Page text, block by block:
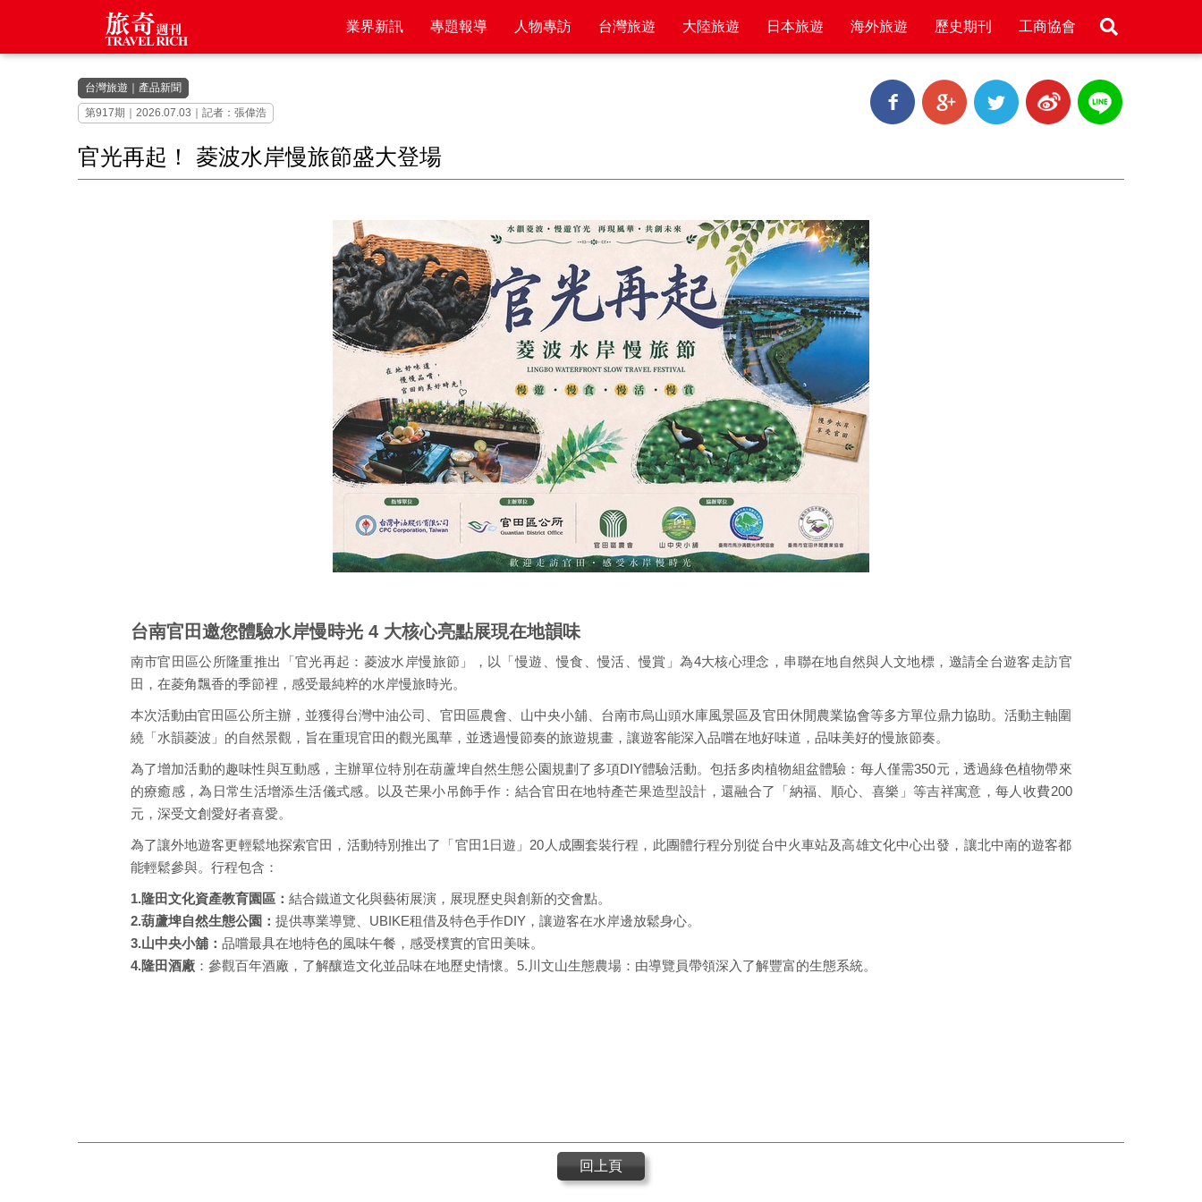
業界新訊 專題報導 人物專訪 台灣旅遊 大陸旅遊 日本旅遊 海外旅遊 歷史期刊 工商協會
台灣旅遊
產品新聞
第917期｜2026.07.03｜記者：張偉浩
官光再起！ 菱波水岸慢旅節盛大登場
台南官田邀您體驗水岸慢時光 4 大核心亮點展現在地韻味
南市官田區公所隆重推出「官光再起：菱波水岸慢旅節」，以「慢遊、慢食、慢活、慢賞」為4大核心理念，串聯在地自然與人文地標，邀請全台遊客走訪官
田，在菱角飄香的季節裡，感受最純粹的水岸慢旅時光。
本次活動由官田區公所主辦，並獲得台灣中油公司、官田區農會、山中央小舖、台南市烏山頭水庫風景區及官田休閒農業協會等多方單位鼎力協助。活動主軸圍
繞「水韻菱波」的自然景觀，旨在重現官田的觀光風華，並透過慢節奏的旅遊規畫，讓遊客能深入品嚐在地好味道，品味美好的慢旅節奏。
為了增加活動的趣味性與互動感，主辦單位特別在葫蘆埤自然生態公園規劃了多項DIY體驗活動。包括多肉植物組盆體驗：每人僅需350元，透過綠色植物帶來
的療癒感，為日常生活增添生活儀式感。以及芒果小吊飾手作：結合官田在地特產芒果造型設計，還融合了「納福、順心、喜樂」等吉祥寓意，每人收費200
元，深受文創愛好者喜愛。
為了讓外地遊客更輕鬆地探索官田，活動特別推出了「官田1日遊」20人成團套裝行程，此團體行程分別從台中火車站及高雄文化中心出發，讓北中南的遊客都
能輕鬆參與。行程包含：
1.隆田文化資產教育園區： 結合鐵道文化與藝術展演，展現歷史與創新的交會點。
2.葫蘆埤自然生態公園： 提供專業導覽、UBIKE租借及特色手作DIY，讓遊客在水岸邊放鬆身心。
3.山中央小舖： 品嚐最具在地特色的風味午餐，感受樸實的官田美味。
4.隆田酒廠：參觀百年酒廠，了解釀造文化並品味在地歷史情懷。5.川文山生態農場：由導覽員帶領深入了解豐富的生態系統。
回上頁